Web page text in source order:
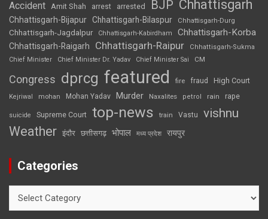
Accident Amit Shah arrest arrested BJP Chhattisgarh
Chhattisgarh-Bijapur Chhattisgarh-Bilaspur Chhattisgarh-Durg
Chhattisgarh-Jagdalpur Chhattisgarh-Kabirdham Chhattisgarh-Korba
Chhattisgarh-Raigarh Chhattisgarh-Raipur
Chhattisgarh-Sukma
Chief Minister
Chief Minister Dr. Yadav Chief Minister Sai CM
Congress dprcg featured fire fraud High Court
Kejriwal mohan Mohan Yadav Murder Naxalites petrol rain rape
suicide Supreme Court top-news train Vastu vishnu
Weather इंदौर छत्तीसगढ़ भोपाल मध्य प्रदेश रायपुर
Categories